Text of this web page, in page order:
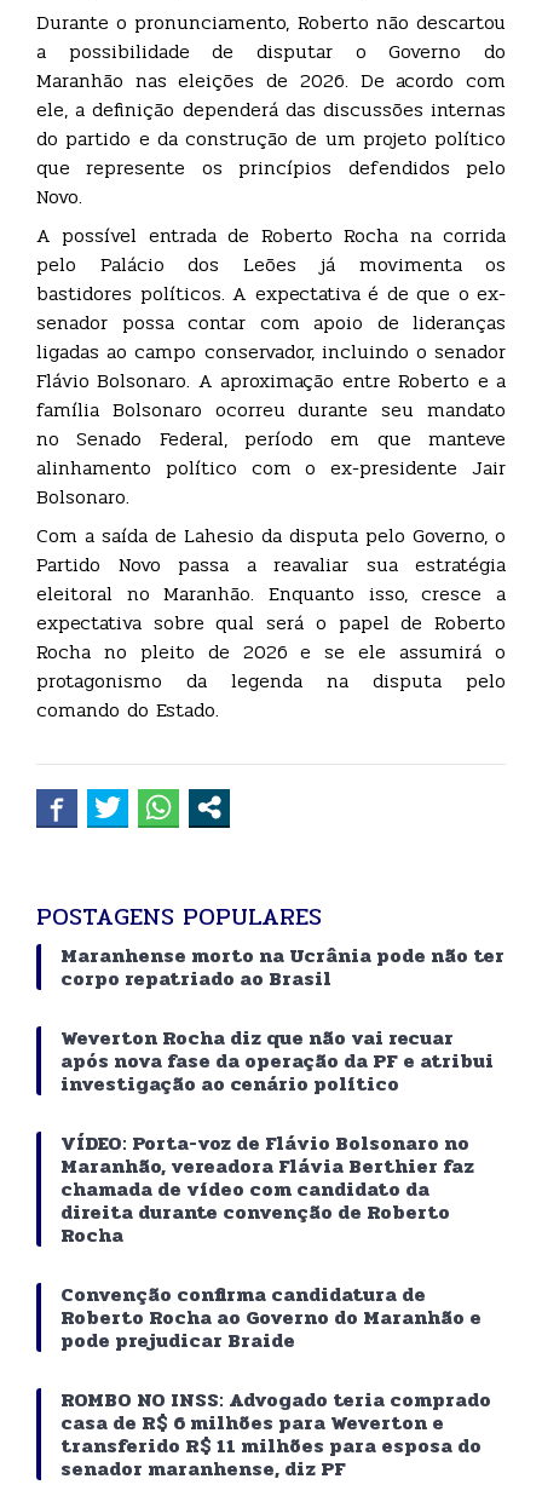
Durante o pronunciamento, Roberto não descartou
a possibilidade de disputar o Governo do
Maranhão nas eleições de 2026. De acordo com
ele, a definição dependerá das discussões internas
do partido e da construção de um projeto político
que represente os princípios defendidos pelo
Novo.
A possível entrada de Roberto Rocha na corrida
pelo Palácio dos Leões já movimenta os
bastidores políticos. A expectativa é de que o ex-
senador possa contar com apoio de lideranças
ligadas ao campo conservador, incluindo o senador
Flávio Bolsonaro. A aproximação entre Roberto e a
família Bolsonaro ocorreu durante seu mandato
no Senado Federal, período em que manteve
alinhamento político com o ex-presidente Jair
Bolsonaro.
Com a saída de Lahesio da disputa pelo Governo, o
Partido Novo passa a reavaliar sua estratégia
eleitoral no Maranhão. Enquanto isso, cresce a
expectativa sobre qual será o papel de Roberto
Rocha no pleito de 2026 e se ele assumirá o
protagonismo da legenda na disputa pelo
comando do Estado.
POSTAGENS POPULARES
Maranhense morto na Ucrânia pode não ter
corpo repatriado ao Brasil
Weverton Rocha diz que não vai recuar
após nova fase da operação da PF e atribui
investigação ao cenário político
VÍDEO: Porta-voz de Flávio Bolsonaro no
Maranhão, vereadora Flávia Berthier faz
chamada de vídeo com candidato da
direita durante convenção de Roberto
Rocha
Convenção confirma candidatura de
Roberto Rocha ao Governo do Maranhão e
pode prejudicar Braide
ROMBO NO INSS: Advogado teria comprado
casa de R$ 6 milhões para Weverton e
transferido R$ 11 milhões para esposa do
senador maranhense, diz PF